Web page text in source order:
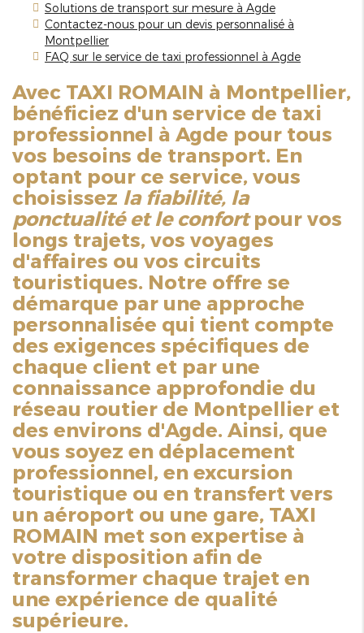
Solutions de transport sur mesure à Agde
Contactez-nous pour un devis personnalisé à
Montpellier
FAQ sur le service de taxi professionnel à Agde
Avec TAXI ROMAIN à Montpellier,
bénéficiez d'un service de taxi
professionnel à Agde pour tous
vos besoins de transport. En
optant pour ce service, vous
choisissez la fiabilité, la
ponctualité et le confortpour vos
longs trajets, vos voyages
d'affaires ou vos circuits
touristiques. Notre offre se
démarque par une approche
personnalisée qui tient compte
des exigences spécifiques de
chaque client et par une
connaissance approfondie du
réseau routier de Montpellier et
des environs d'Agde. Ainsi, que
vous soyez en déplacement
professionnel, en excursion
touristique ou en transfert vers
un aéroport ou une gare, TAXI
ROMAIN met son expertise à
votre disposition afin de
transformer chaque trajet en
une expérience de qualité
supérieure.